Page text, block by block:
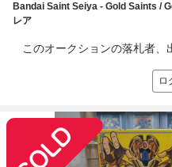
Bandai Saint Seiya - Gold Saints /
レア
このオークションの落札者、
ロ